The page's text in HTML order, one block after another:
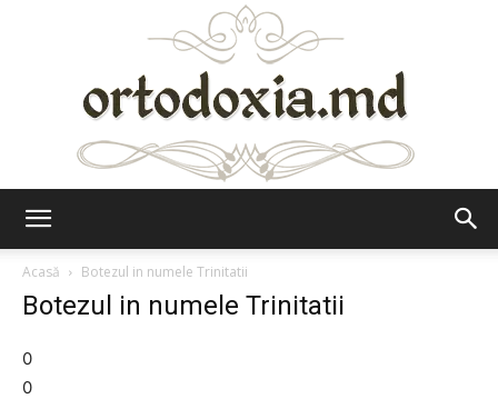
Acasă
Botezul in numele Trinitatii
Botezul in numele Trinitatii
0
0